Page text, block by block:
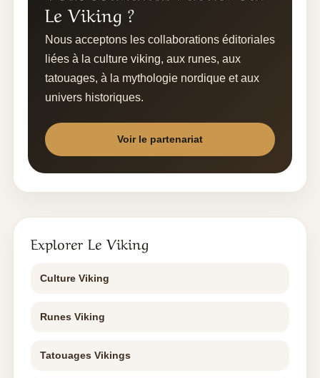
Le Viking ?
Nous acceptons les collaborations éditoriales
liées à la culture viking, aux runes, aux
tatouages, à la mythologie nordique et aux
univers historiques.
Voir le partenariat
Explorer Le Viking
Culture Viking
Runes Viking
Tatouages Vikings